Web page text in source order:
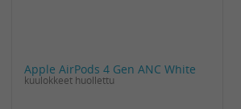
Apple AirPods 4 Gen ANC White
kuulokkeet huollettu